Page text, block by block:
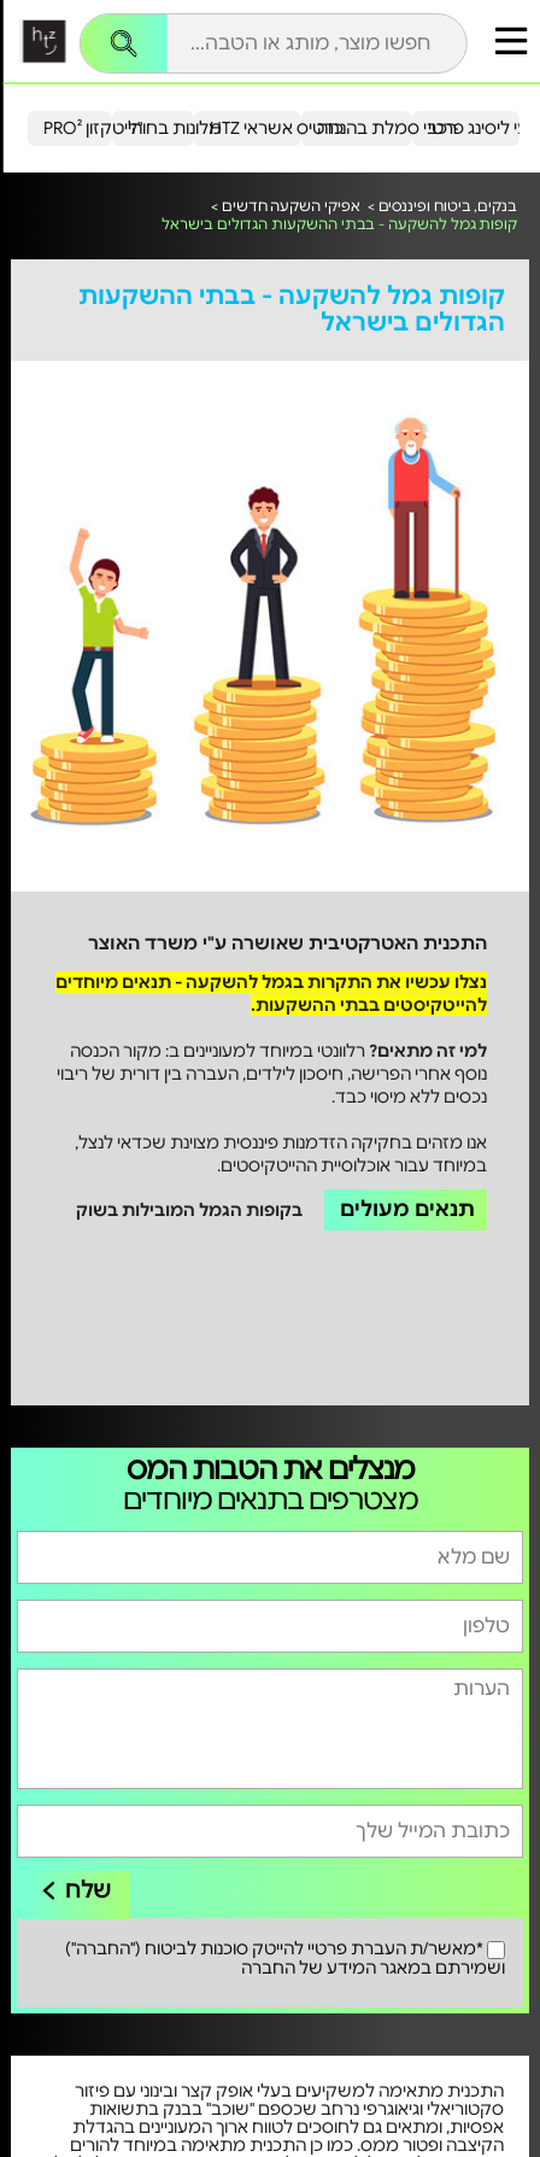
הייטקזון PRO²מלונות בחו"ל כרטיס אשראי HTZ ליסינג פרטירכבי סמלת בהנחה
בנקים, ביטוח ופיננסים > אפיקי השקעה חדשים >
קופות גמל להשקעה - בבתי ההשקעות הגדולים בישראל
קופות גמל להשקעה - בבתי ההשקעות
הגדולים בישראל
התכנית האטרקטיבית שאושרה ע"י משרד האוצר
נצלו עכשיו את התקרות בגמל להשקעה - תנאים מיוחדים
להייטקיסטים בבתי ההשקעות.
למי זה מתאים?רלוונטי במיוחד למעוניינים ב: מקור הכנסה
נוסף אחרי הפרישה, חיסכון לילדים, העברה בין דורית של ריבוי
נכסים ללא מיסוי כבד.
אנו מזהים בחקיקה הזדמנות פיננסית מצוינת שכדאי לנצל,
במיוחד עבור אוכלוסיית ההייטקיסטים.
תנאים מעולים בקופות הגמל המובילות בשוק
מנצלים את הטבות המס
מצטרפים בתנאים מיוחדים
שלח
*מאשר/ת העברת פרטיי להייטק סוכנות לביטוח ("החברה")
ושמירתם במאגר המידע של החברה
התכנית מתאימה למשקיעים בעלי אופק קצר ובינוני עם פיזור
סקטוריאלי וגיאוגרפי נרחב שכספם "שוכב" בבנק בתשואות
אפסיות, ומתאים גם לחוסכים לטווח ארוך המעוניינים בהגדלת
הקיצבה ופטור ממס. כמו כן התכנית מתאימה במיוחד להורים